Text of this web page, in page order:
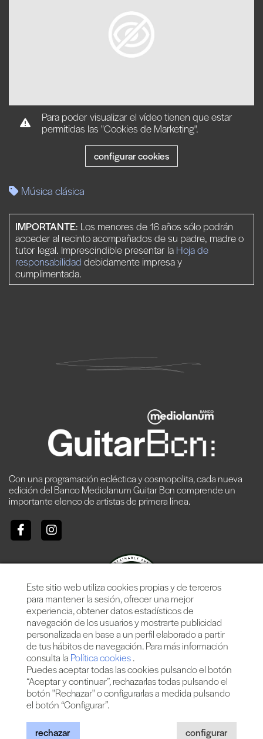
Para poder visualizar el vídeo tienen que estar
permitidas las "Cookies de Marketing".
configurar cookies
Música clásica
IMPORTANTE: Los menores de 16 años sólo podrán
acceder al recinto acompañados de su padre, madre o
tutor legal. Imprescindible presentar la Hoja de
responsabilidad debidamente impresa y
cumplimentada.
Con una programación ecléctica y cosmopolita, cada nueva
edición del Banco Mediolanum Guitar Bcn comprende un
importante elenco de artistas de primera línea.
Más de 25 años ofreciendo la mejor música en directo desde
Conciertos, festivales y eventos de gran convocatoria.
Este sitio web utiliza cookies propias y de terceros
para mantener la sesión, ofrecer una mejor
experiencia, obtener datos estadísticos de
navegación de los usuarios y mostrarte publicidad
personalizada en base a un perfil elaborado a partir
de tus hábitos de navegación. Para más información
consulta la Política cookies.
Puedes aceptar todas las cookies pulsando el botón
“Aceptar y continuar”, rechazarlas todas pulsando el
botón "Rechazar" o configurarlas a medida pulsando
el botón “Configurar”.
rechazar configurar